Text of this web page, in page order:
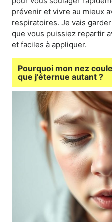
prévenir et vivre au mieux
respiratoires. Je vais
que vous puissiez repartir
et faciles à appliquer.
Pourquoi mon nez
que j’éternue autant ?